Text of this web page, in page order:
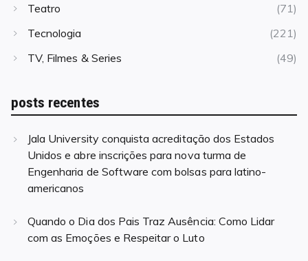
Teatro
(71)
Tecnologia
(221)
TV, Filmes & Series
(49)
posts recentes
Jala University conquista acreditação dos Estados
Unidos e abre inscrições para nova turma de
Engenharia de Software com bolsas para latino-
americanos
Quando o Dia dos Pais Traz Ausência: Como Lidar
com as Emoções e Respeitar o Luto